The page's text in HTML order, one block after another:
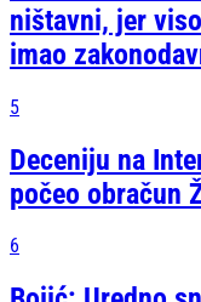
ništavni, jer
imao
5
Deceniju na
počeo obračun
6